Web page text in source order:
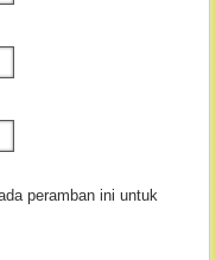
peramban ini untuk